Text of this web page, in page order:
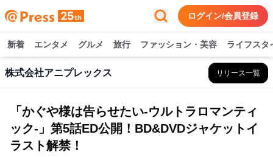
ログイン/会員登録
新着 エンタメ グルメ 旅行 ファッション・美容 ライフスタ
株式会社アニプレックス リリース一覧
「かぐや様は告らせたい-ウルトラロマンティ
ック-」第5話ED公開！BD&DVDジャケットイ
ラスト解禁！